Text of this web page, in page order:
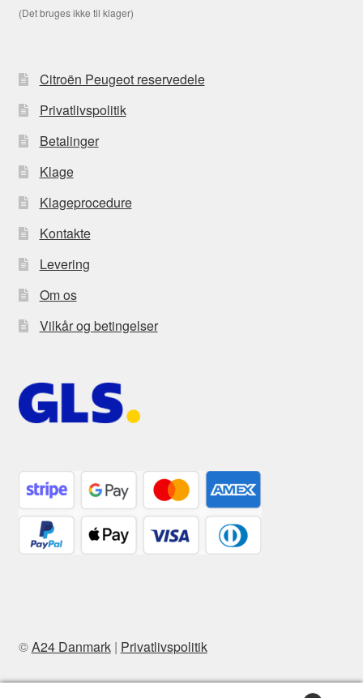
(Det bruges ikke til klager)
Citroën Peugeot reservedele
Privatlivspolitik
Betalinger
Klage
Klageprocedure
Kontakte
Levering
Om os
Vilkår og betingelser
©A24 Danmark| Privatlivspolitik